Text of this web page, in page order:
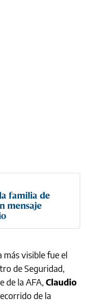
familia de
mensaje
visible fue el
de Seguridad,
de la AFA, Claudio
de la